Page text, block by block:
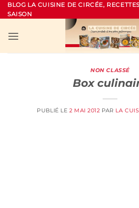
Passer
au
BLOG LA CUISINE DE CIRCÉE,
SAISON
NON CLASSÉ
Box
PUBLIÉ LE 2 MAI 2012 PAR LA